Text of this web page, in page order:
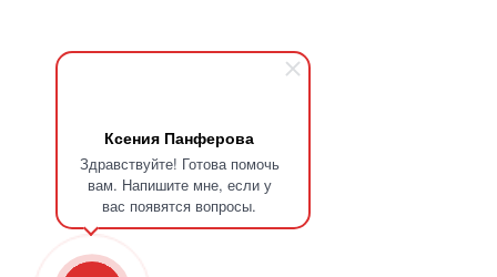
Ксения Панферова
Здравствуйте! Готова помочь
вам. Напишите мне, если у
вас появятся вопросы.